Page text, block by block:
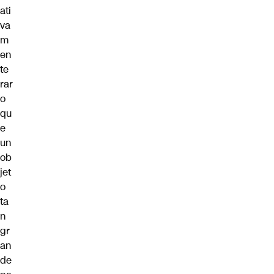
ati
va
m
en
te
rar
o
qu
e
un
ob
jet
o
ta
n
gr
an
de